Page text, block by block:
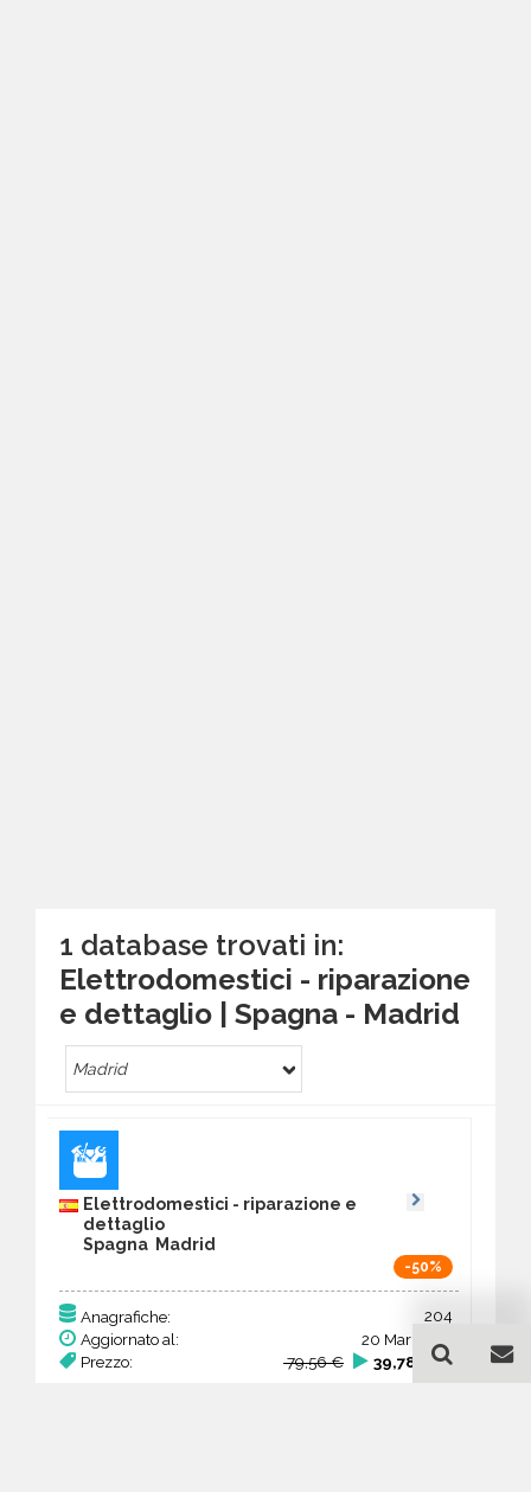
1 database trovati in:
Elettrodomestici - riparazione
e dettaglio | Spagna - Madrid
Madrid
Elettrodomestici - riparazione e
dettaglio
Spagna Madrid
-50%
Anagrafiche:
204
Aggiornato al:
20 Mar 2026
Prezzo:
79,56 € 39,78 €